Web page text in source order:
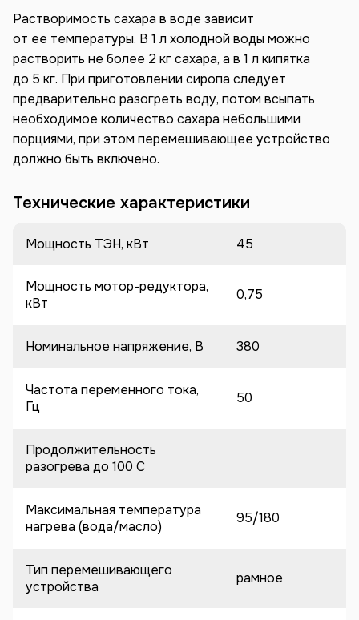
Растворимость сахара в воде зависит
от ее температуры. В 1 л холодной воды можно
растворить не более 2 кг сахара, а в 1 л кипятка
до 5 кг. При приготовлении сиропа следует
предварительно разогреть воду, потом всыпать
необходимое количество сахара небольшими
порциями, при этом перемешивающее устройство
должно быть включено.
Технические характеристики
Мощность ТЭН, кВт 45
Мощность мотор-редуктора,
кВт
0,75
Номинальное напряжение, В 380
Частота переменного тока,
Гц
50
Продолжительность
разогрева до 100 C
Максимальная температура
нагрева (вода/масло)
95/180
Тип перемешивающего
устройства
рамное